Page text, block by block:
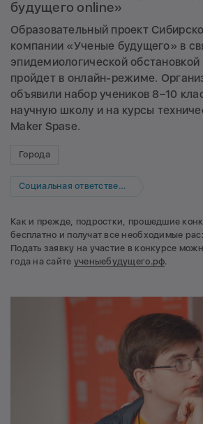
будущего online»
Образовательный проект
компании «Ученые будущего» в
эпидемиологической обстановкой
пройдет в онлайн-режиме.
объявили набор учеников 8–10
научную школу и на курсы
Maker Spase.
Города
Социальная ответственность
Как и прежде, подростки, прошедшие
бесплатно и получат все необходимые
Подать заявку на участие в конкурсе
года на сайте ученыебудущего.рф.